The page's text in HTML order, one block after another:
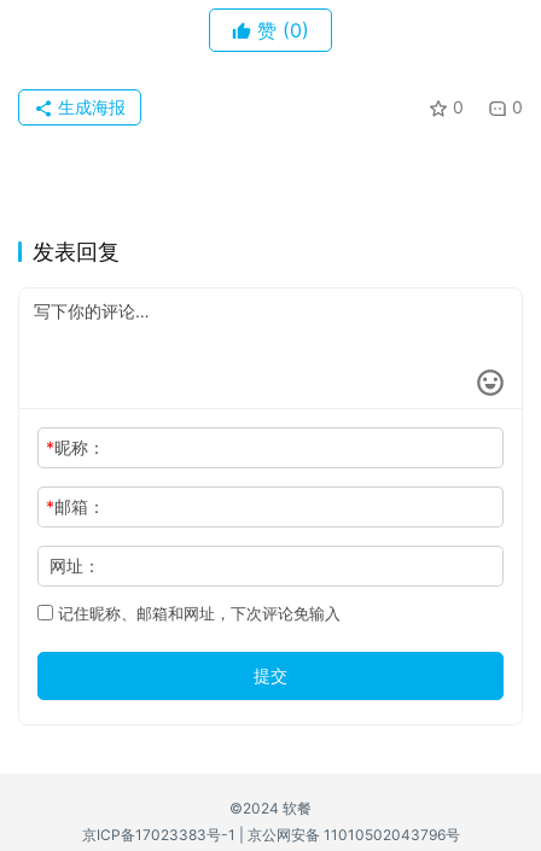
赞 (0)
0 0
生成海报
发表回复
*昵称：
*邮箱：
网址：
记住昵称、邮箱和网址，下次评论免输入
提交
©2024 软餐
京ICP备17023383号-1
京公网安备 11010502043796号